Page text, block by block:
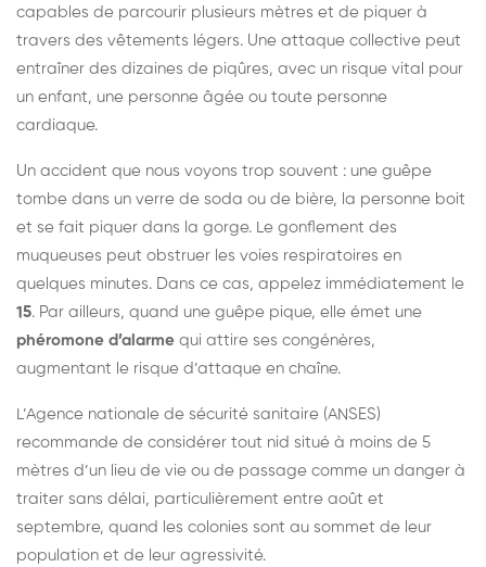
capables de parcourir plusieurs mètres et de piquer à
travers des vêtements légers. Une attaque collective peut
entraîner des dizaines de piqûres, avec un risque vital pour
un enfant, une personne âgée ou toute personne
cardiaque.
Un accident que nous voyons trop souvent : une guêpe
tombe dans un verre de soda ou de bière, la personne boit
et se fait piquer dans la gorge. Le gonflement des
muqueuses peut obstruer les voies respiratoires en
quelques minutes. Dans ce cas, appelez immédiatement le
15. Par ailleurs, quand une guêpe pique, elle émet une
phéromone d’alarme qui attire ses congénères,
augmentant le risque d’attaque en chaîne.
L’Agence nationale de sécurité sanitaire (ANSES)
recommande de considérer tout nid situé à moins de 5
mètres d’un lieu de vie ou de passage comme un danger à
traiter sans délai, particulièrement entre août et
septembre, quand les colonies sont au sommet de leur
population et de leur agressivité.